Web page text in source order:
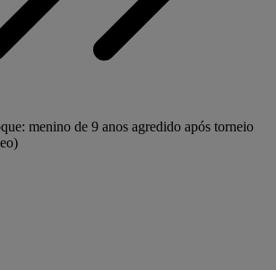
menino de 9 anos agredido após torneio